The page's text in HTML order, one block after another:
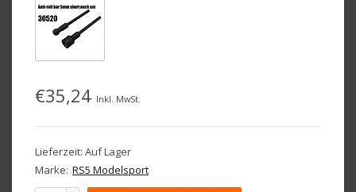
€35,24 Inkl. MwSt.
Lieferzeit: Auf Lager
Marke: RS5 Modelsport